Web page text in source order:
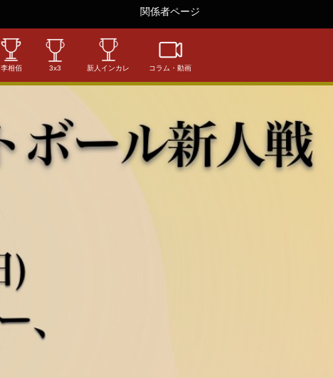
関係者ページ
李相佰 3x3 新人インカレ コラム・動画